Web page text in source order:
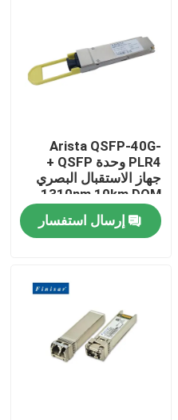
Arista QSFP-40G-
PLR4 وحدة QSFP +
جهاز الاستقبال البصري
1310nm 10km DOM
MTP/MPO-12 SMF
إرسال استفسار